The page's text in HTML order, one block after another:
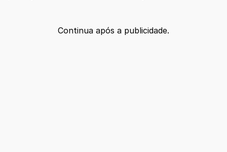
Continua após a publicidade.